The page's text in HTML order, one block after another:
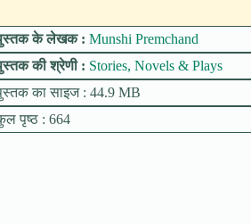
के लेखक : Munshi Premchand
की श्रेणी : Stories, Novels & Plays
का साइज : 44.9 MB
पृष्ठ : 664